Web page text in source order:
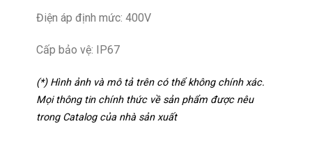
Điện áp định mức: 400V
Cấp bảo vệ: IP67
(*) Hình ảnh và mô tả trên có thể không chính xác.
Mọi thông tin chính thức về sản phẩm được nêu
trong Catalog của nhà sản xuất